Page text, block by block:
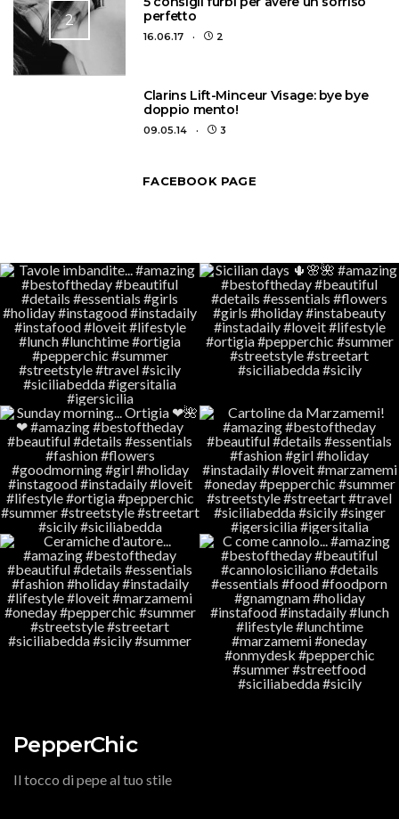
2
perfetto
16.06.17 2
Clarins Lift-Minceur Visage: bye bye
doppio mento!
09.05.14 3
FACEBOOK PAGE
PepperChic
Il tocco di pepe al tuo stile